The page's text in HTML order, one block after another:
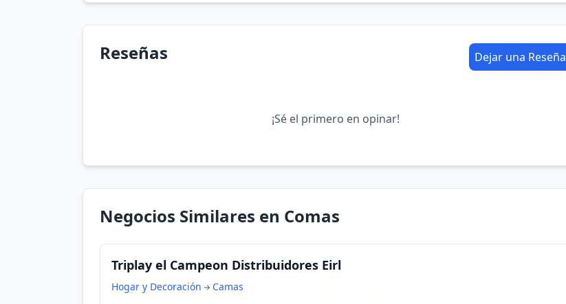
Reseñas Dejar una Reseña
¡Sé el primero en opinar!
Negocios Similares en Comas
Triplay el Campeon Distribuidores Eirl
Hogar y Decoración
Camas